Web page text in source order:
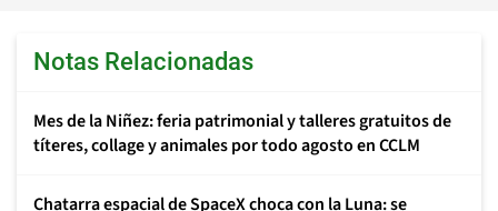
Notas Relacionadas
Mes de la Niñez: feria patrimonial y talleres gratuitos de
títeres, collage y animales por todo agosto en CCLM
Chatarra espacial de SpaceX choca con la Luna: se